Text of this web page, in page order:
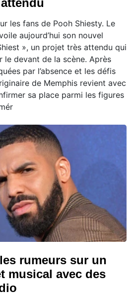
les fans de Pooh Shiesty. Le
aujourd’hui son nouvel
», un projet très attendu qui
le devant de la scène. Après
par l’absence et les défis
de Memphis revient avec
sa place parmi les figures
rumeurs sur un
musical avec des